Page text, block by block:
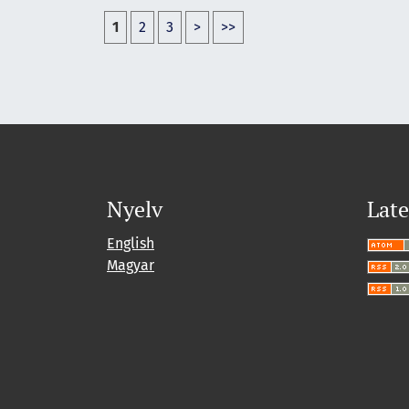
1 2 3 > >>
Nyelv
English
Magyar